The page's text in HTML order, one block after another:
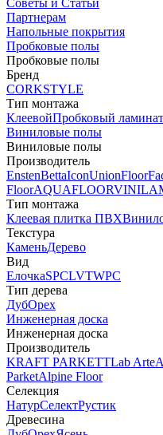
Советы и Статьи
Партнерам
Напольные покрытия
Пробковые полы
Пробковые полы
Бренд
CORKSTYLE
Тип монтажа
КлеевойПробковый ламинат
Виниловые полы
Виниловые полы
Производитель
EnstenBettaIconUnion
FloorAQUAFLOOR
Тип монтажа
Клеевая плитка ПВХ
Текстура
КаменьДерево
Вид
ЕлочкаSPCLVTWPC
Тип дерева
ДубОрех
Инженерная доска
Инженерная доска
Производитель
KRAFT PARKETTLab Arte
ParketAlpine Floor
Селекция
НатурСелектРустик
Древесина